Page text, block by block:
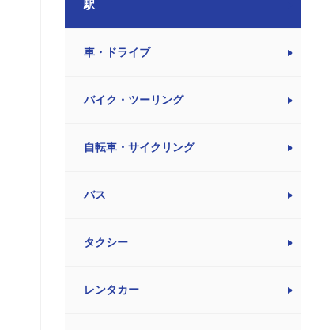
駅
車・ドライブ
バイク・ツーリング
自転車・サイクリング
バス
タクシー
レンタカー